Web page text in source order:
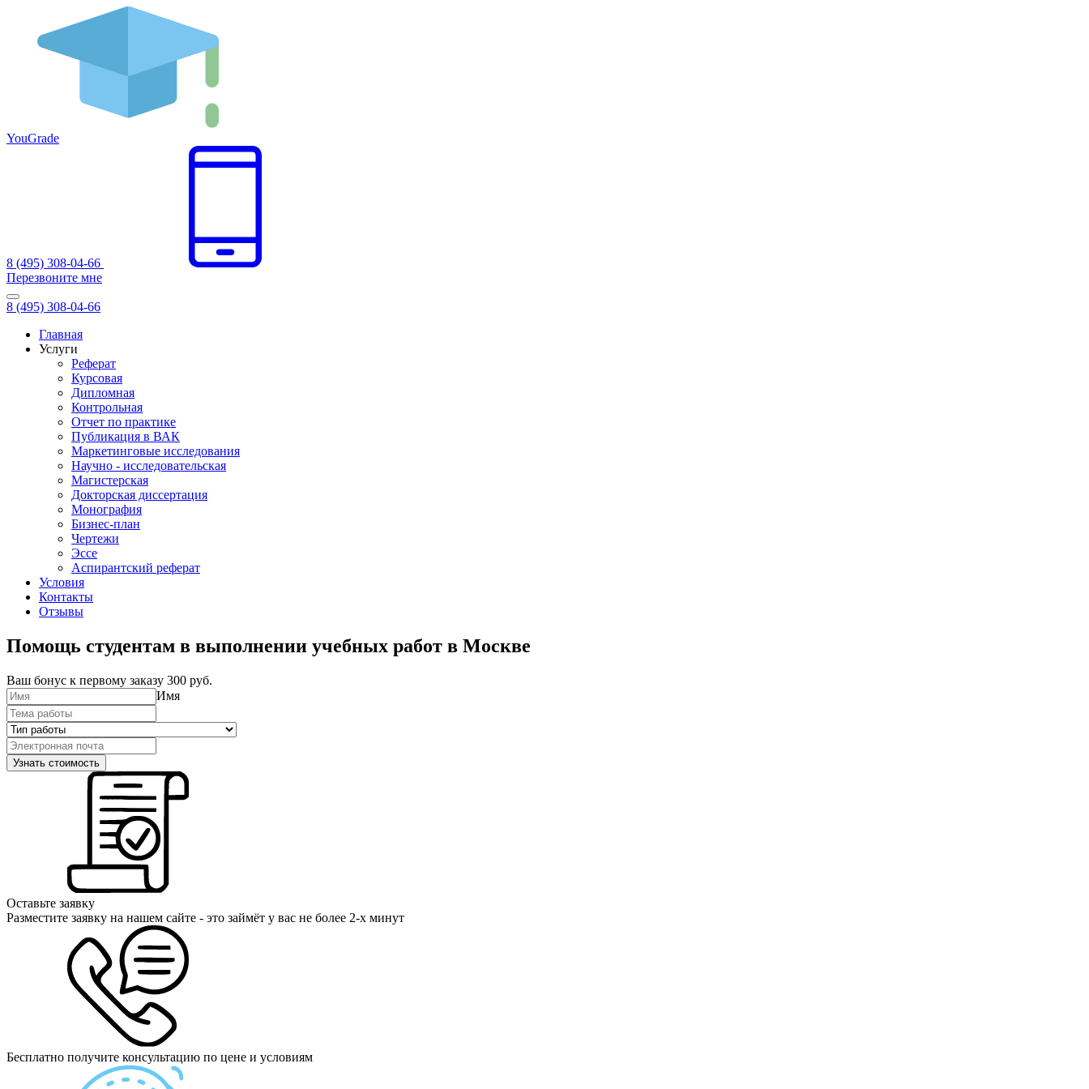
YouGrade
8 (495) 308-04-66
Перезвоните мне
8 (495) 308-04-66
Главная
Услуги
Реферат
Курсовая
Дипломная
Контрольная
Отчет по практике
Публикация в ВАК
Маркетинговые исследования
Научно - исследовательская
Магистерская
Докторская диссертация
Монография
Бизнес-план
Чертежи
Эссе
Аспирантский реферат
Условия
Контакты
Отзывы
Помощь студентам в выполнении учебных работ в Москве
Ваш бонус к первому заказу 300 руб.
Имя
Оставьте заявку
Разместите заявку на нашем сайте - это займёт у вас не более 2-х минут
Бесплатно получите консультацию по цене и условиям